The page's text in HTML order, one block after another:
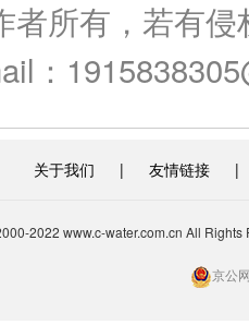
者所有，若有
：
关于我们 | 友情链接 |
2022 www.c-water.com.cn All
京公